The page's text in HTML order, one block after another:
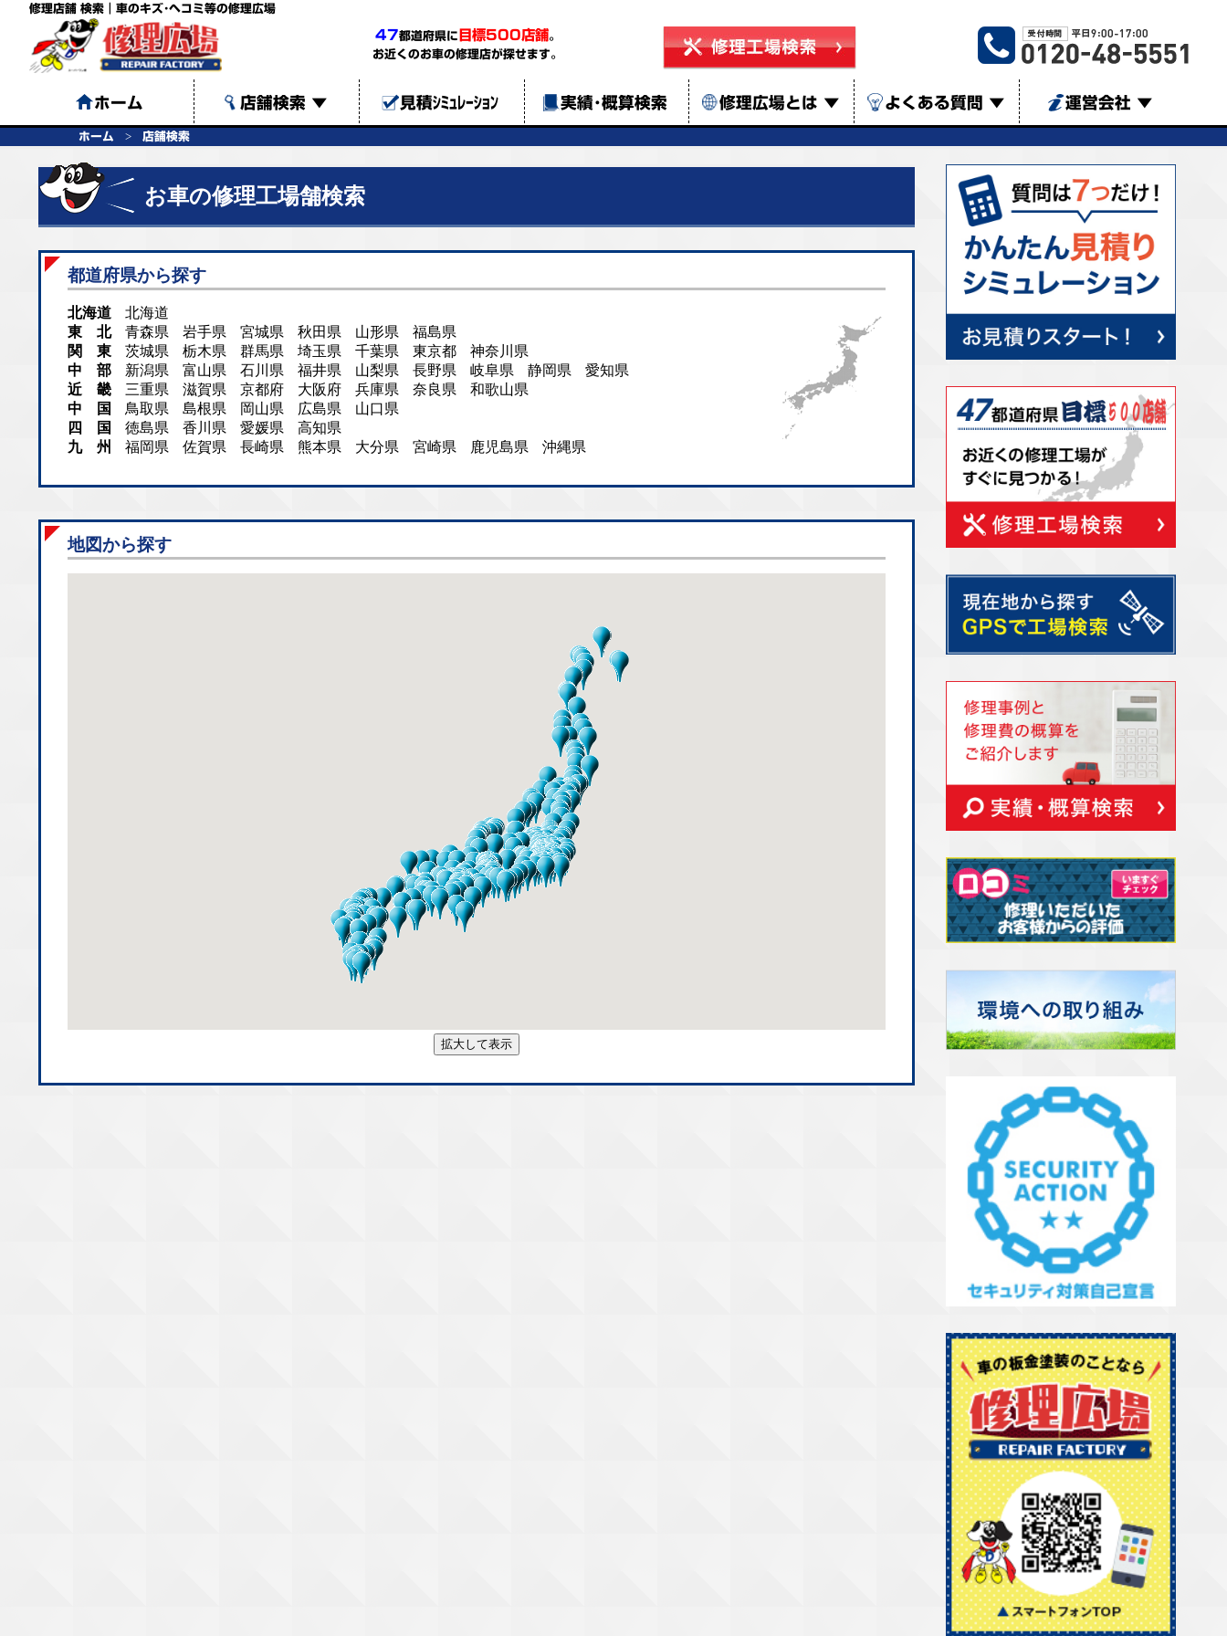
修理店舗 検索｜車のキズ･ヘコミ等の修理広場
47都道府県に 目標500店舗。
お近くのお車の修理店が探せます。
ホーム 店舗検索 ▼ 見積ｼﾐｭﾚｰｼｮﾝ 実績･概算検索 修理広場とは ▼ よくある質問 ▼ 運営会社 ▼
ホーム 店舗検索
お車の修理工場舗検索
都道府県から探す
北海道
北海道
東 北
青森県 岩手県 宮城県 秋田県 山形県
福島県
関 東
茨城県 栃木県 群馬県 埼玉県 千葉県 東京都
神奈川県
中 部
新潟県 富山県 石川県 福井県 山梨県 長野県 岐阜県 静岡県
愛知県
近 畿
三重県 滋賀県 京都府 大阪府 兵庫県 奈良県
和歌山県
中 国
鳥取県 島根県 岡山県 広島県
山口県
四 国
徳島県 香川県 愛媛県
高知県
九 州
福岡県 佐賀県 長崎県 熊本県 大分県 宮崎県 鹿児島県 沖縄県
地図から探す
拡大して表示